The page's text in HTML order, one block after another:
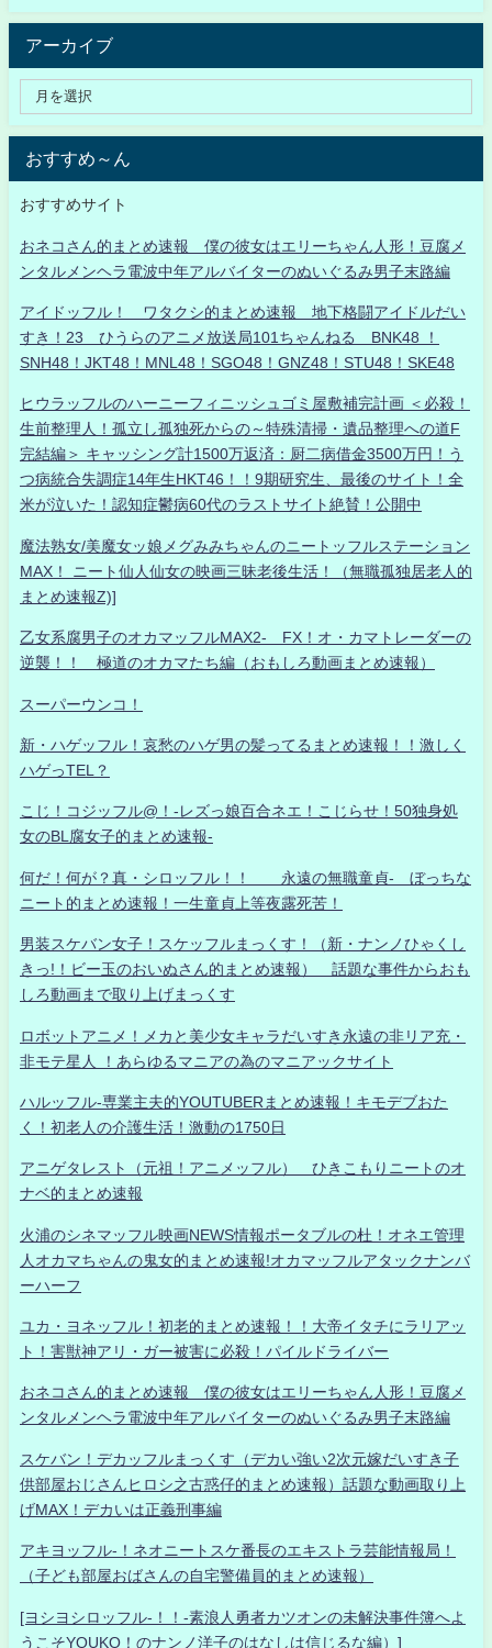
アーカイブ
おすすめ～ん
おすすめサイト
おネコさん的まとめ速報 僕の彼女はエリーちゃん人形！豆腐メ
ンタルメンヘラ電波中年アルバイターのぬいぐるみ男子末路編
アイドッフル！ ワタクシ的まとめ速報 地下格闘アイドルだい
すき！23 ひうらのアニメ放送局101ちゃんねる BNK48 ！
SNH48！JKT48！MNL48！SGO48！GNZ48！STU48！SKE48
ヒウラッフルのハーニーフィニッシュゴミ屋敷補完計画 ＜必殺！
生前整理人！孤立し孤独死からの～特殊清掃・遺品整理への道F
完結編＞ キャッシング計1500万返済：厨二病借金3500万円！う
つ病統合失調症14年生HKT46！！9期研究生、最後のサイト！全
米が泣いた！認知症鬱病60代のラストサイト絶賛！公開中
魔法熟女/美魔女ッ娘メグみみちゃんのニートッフルステーション
MAX！ ニート仙人仙女の映画三昧老後生活！（無職孤独居老人的
まとめ速報Z)]
乙女系腐男子のオカマッフルMAX2- FX！オ・カマトレーダーの
逆襲！！ 極道のオカマたち編（おもしろ動画まとめ速報）
スーパーウンコ！
新・ハゲッフル！哀愁のハゲ男の髪ってるまとめ速報！！激しく
ハゲっTEL？
こじ！コジッフル@！-レズっ娘百合ネエ！こじらせ！50独身処
女のBL腐女子的まとめ速報-
何だ！何が？真・シロッフル！！ 永遠の無職童貞- ぼっちな
ニート的まとめ速報！一生童貞上等夜露死苦！
男装スケバン女子！スケッフルまっくす！（新・ナンノひゃくし
きっ!！ビー玉のおいぬさん的まとめ速報） 話題な事件からおも
しろ動画まで取り上げまっくす
ロボットアニメ！メカと美少女キャラだいすき永遠の非リア充・
非モテ星人 ！あらゆるマニアの為のマニアックサイト
ハルッフル-専業主夫的YOUTUBERまとめ速報！キモデブおた
く！初老人の介護生活！激動の1750日
アニゲタレスト（元祖！アニメッフル） ひきこもりニートのオ
ナベ的まとめ速報
火浦のシネマッフル映画NEWS情報ポータブルの杜！オネエ管理
人オカマちゃんの鬼女的まとめ速報!オカマッフルアタックナンバ
ーハーフ
ユカ・ヨネッフル！初老的まとめ速報！！大帝イタチにラリアッ
ト！害獣神アリ・ガー被害に必殺！パイルドライバー
おネコさん的まとめ速報 僕の彼女はエリーちゃん人形！豆腐メ
ンタルメンヘラ電波中年アルバイターのぬいぐるみ男子末路編
スケバン！デカッフルまっくす（デカい強い2次元嫁だいすき子
供部屋おじさんヒロシ之古惑仔的まとめ速報）話題な動画取り上
げMAX！デカいは正義刑事編
アキヨッフル-！ネオニートスケ番長のエキストラ芸能情報局！
（子ども部屋おばさんの自宅警備員的まとめ速報）
[ヨシヨシロッフル-！！-素浪人勇者カツオンの未解決事件簿へよ
うこそYOUKO！のナンノ洋子のはなしは信じるな編）]